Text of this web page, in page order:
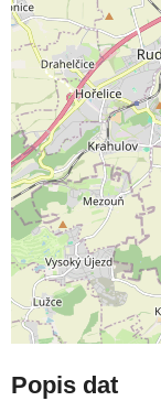
Popis dat